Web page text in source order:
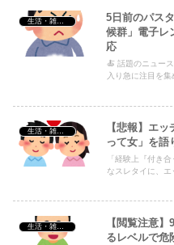
生活・雑談・恋愛
5日前のパス
候群」電子レ
応
🍝 話題のニュー
入り急に注目を
生活・雑談・恋愛
【悲報】エ
って女」を
「経験上『付き
なスレタイに、エ
生活・雑談・恋愛
【閲覧注意
るレベルで危